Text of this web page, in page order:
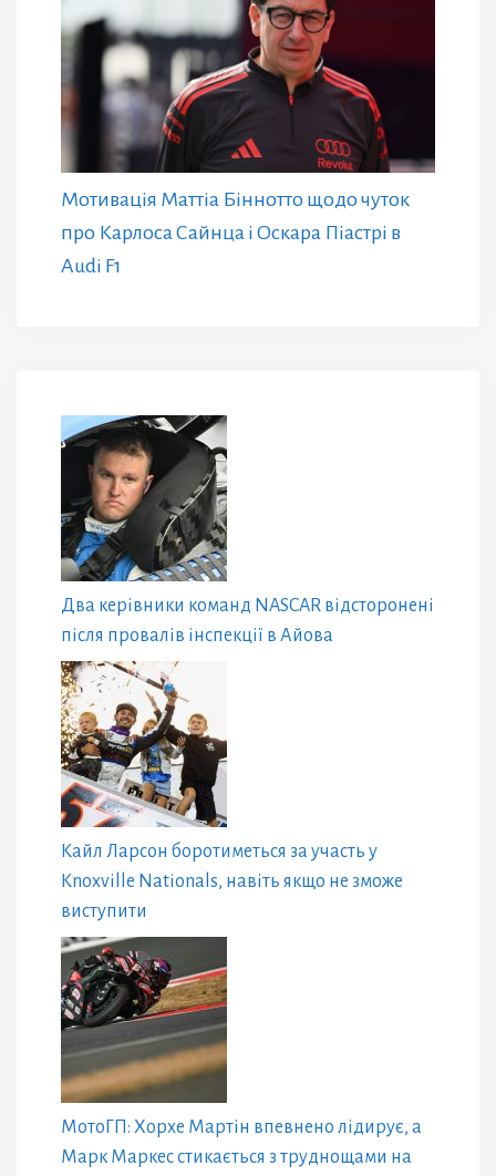
Мотивація Маттіа Біннотто щодо чуток
про Карлоса Сайнца і Оскара Піастрі в
Audi F1
Два керівники команд NASCAR відсторонені
після провалів інспекції в Айова
Кайл Ларсон боротиметься за участь у
Knoxville Nationals, навіть якщо не зможе
виступити
МотоГП: Хорхе Мартін впевнено лідирує, а
Марк Маркес стикається з труднощами на